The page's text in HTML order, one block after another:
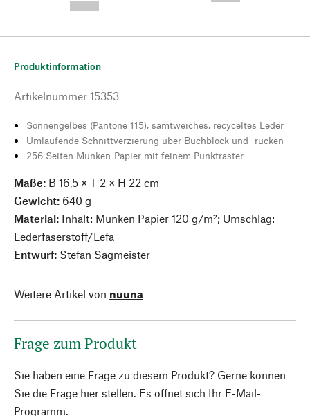
Produktinformation
Artikelnummer 15353
Sonnengelbes (Pantone 115), samtweiches, recyceltes Leder
Umlaufende Schnittverzierung über Buchblock und -rücken
256 Seiten Munken-Papier mit feinem Punktraster
Maße: B 16,5 × T 2 × H 22 cm
Gewicht: 640 g
Material: Inhalt: Munken Papier 120 g/m²; Umschlag:
Lederfaserstoff/Lefa
Entwurf: Stefan Sagmeister
Weitere Artikel von nuuna
Frage zum Produkt
Sie haben eine Frage zu diesem Produkt? Gerne können
Sie die Frage hier stellen. Es öffnet sich Ihr E-Mail-
Programm.